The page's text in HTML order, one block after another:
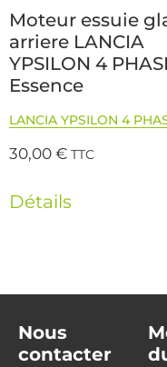
Moteur essuie
arriere LANCIA
YPSILON 4
Essence
LANCIA YPSILON 4
30,00€ TTC
Détails
Nous
contacter